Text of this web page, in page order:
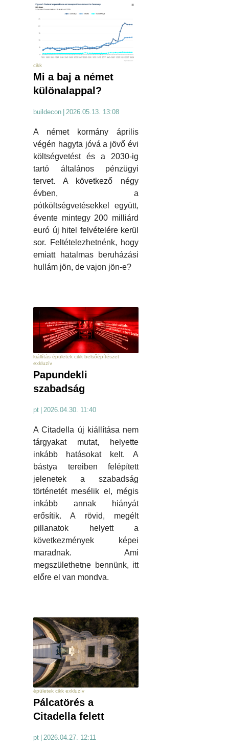
cikk
Mi a baj a német
különalappal?
buildecon | 2026.05.13. 13:08
A német kormány április
végén hagyta jóvá a jövő évi
költségvetést és a 2030-ig
tartó általános pénzügyi
tervet. A következő négy
évben, a
pótköltségvetésekkel együtt,
évente mintegy 200 milliárd
euró új hitel felvételére kerül
sor. Feltételezhetnénk, hogy
emiatt hatalmas beruházási
hullám jön, de vajon jön-e?
kiállítás épületek cikk belsőépítészet
exkluzív
Papundekli
szabadság
pt 2026.04.30. 11:40
A Citadella új kiállítása nem
tárgyakat mutat, helyette
inkább hatásokat kelt. A
bástya tereiben felépített
jelenetek a szabadság
történetét mesélik el, mégis
inkább annak hiányát
erősítik. A rövid, megélt
pillanatok helyett a
következmények képei
maradnak. Ami
megszülethetne bennünk, itt
előre el van mondva.
épületek cikk exkluzív
Pálcatörés a
Citadella felett
pt 2026.04.27. 12:11